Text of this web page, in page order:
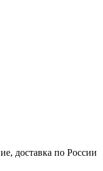
доставка по России